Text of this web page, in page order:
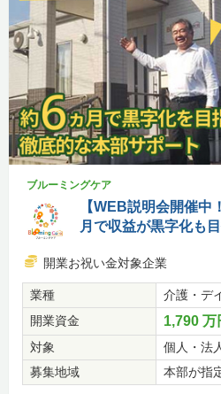
ブルーミングケア
【WEB説明会開催中
月で収益が黒字化も
開業お祝い金対象企業
業種
介護・デ
開業資金
1,790 万
対象
個人・法
募集地域
本部が指